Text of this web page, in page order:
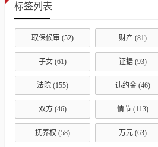
标签列表
取保候审 (52) 财产 (81)
子女 (61) 证据 (93)
法院 (155) 违约金 (46)
双方 (46) 情节 (113)
抚养权 (58) 万元 (63)